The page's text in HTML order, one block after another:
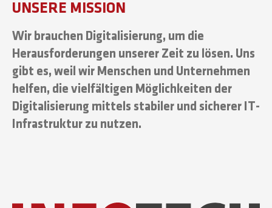
UNSERE MISSION
Wir brauchen Digitalisierung, um die
Herausforderungen unserer Zeit zu lösen. Uns
gibt es, weil wir Menschen und Unternehmen
helfen, die vielfältigen Möglichkeiten der
Digitalisierung mittels stabiler und sicherer IT-
Infrastruktur zu nutzen.